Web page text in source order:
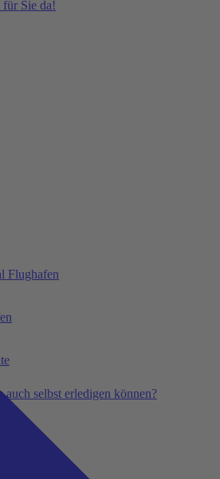
für Sie da!
auch selbst erledigen können?
Flughafen